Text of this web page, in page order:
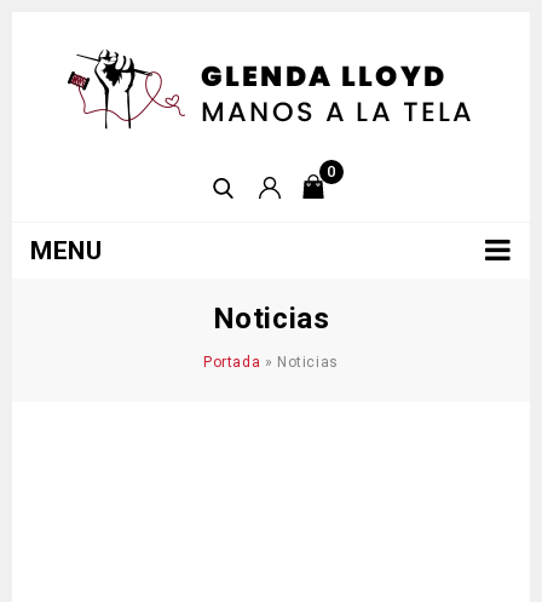
0
MENU
Noticias
Portada » Noticias